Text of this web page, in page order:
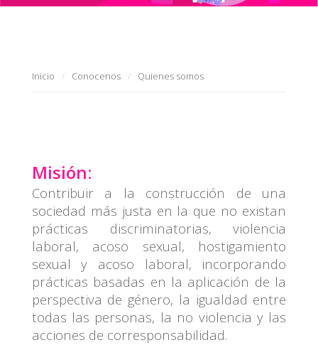
Inicio Conocenos Quienes somos
Misión:
Contribuir a la construcción de una
sociedad más justa en la que no existan
prácticas discriminatorias, violencia
laboral, acoso sexual, hostigamiento
sexual y acoso laboral, incorporando
prácticas basadas en la aplicación de la
perspectiva de género, la igualdad entre
todas las personas, la no violencia y las
acciones de corresponsabilidad.